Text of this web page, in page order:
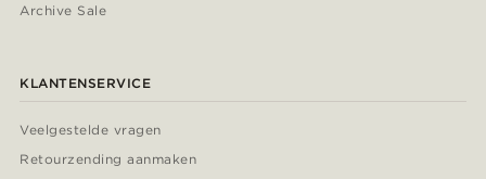
Archive Sale
KLANTENSERVICE
Veelgestelde vragen
Retourzending aanmaken